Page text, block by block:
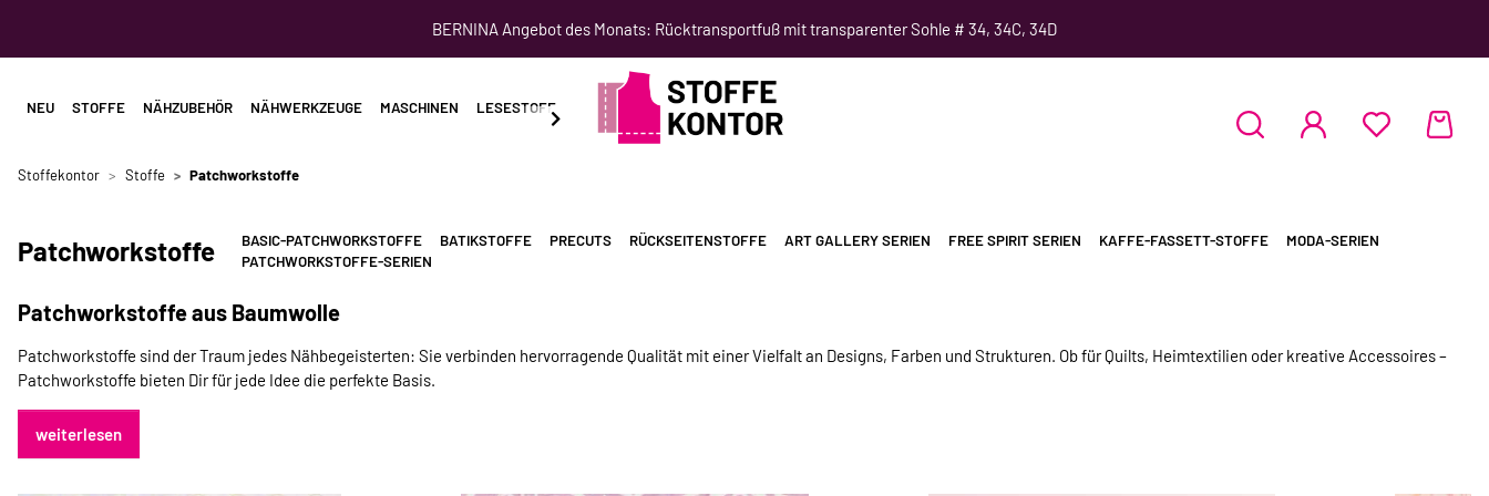
BERNINA Angebot des Monats: Rücktransportfuß mit transparenter Sohle # 34, 34C, 34D
NEU STOFFE NÄHZUBEHÖR NÄHWERKZEUGE MASCHINEN LESESTOFF SCHNITTMUSTER NÄHKURSE
Stoffekontor Stoffe Patchworkstoffe
Patchworkstoffe BASIC-PATCHWORKSTOFFE BATIKSTOFFE PRECUTS RÜCKSEITENSTOFFE ART GALLERY SERIEN FREE SPIRIT SERIEN KAFFE-FASSETT-STOFFE
MODA-SERIEN
PATCHWORKSTOFFE-SERIEN
Patchworkstoffe aus Baumwolle
Patchworkstoffe sind der Traum jedes Nähbegeisterten: Sie verbinden hervorragende Qualität mit einer Vielfalt an Designs, Farben und Strukturen. Ob für Quilts, Heimtextilien oder kreative Accessoires –
Patchworkstoffe bieten Dir für jede Idee die perfekte Basis.
weiterlesen